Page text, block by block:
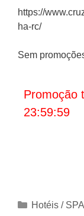
https://
ha-rc/
Sem
Promoção
23:59:59
Categorias
Hotéis / SPA